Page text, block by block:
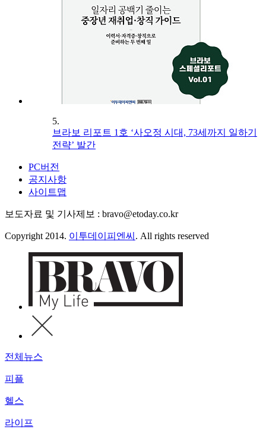
5.
브라보 리포트 1호 ‘사오정 시대, 73세까지 일하기
전략’ 발간
PC버전
공지사항
사이트맵
보도자료 및 기사제보 : bravo@etoday.co.kr
Copyright 2014. 이투데이피엔씨 . All rights reserved
전체뉴스
피플
헬스
라이프